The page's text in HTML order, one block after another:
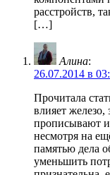
расстройств,
[…]
Алина:
26.07.2014 в
Прочитала
влияет
прописывают
несмотря на
памятью дела
уменьшить